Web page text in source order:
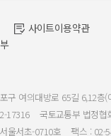
사이트이용약관
구 여의대방로 65길 6,12층(
17316
국토교통부 법정협
울서초-0710호
팩스 : 02-